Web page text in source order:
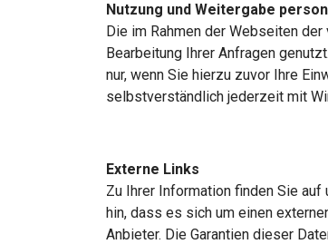
Nutzung und Weitergabe
Die im Rahmen der Webseiten
Bearbeitung Ihrer Anfragen
nur, wenn Sie hierzu zuvor Ihre
selbstverständlich jederzeit mit
Externe Links
Zu Ihrer Information finden Sie
hin, dass es sich um einen
Anbieter. Die Garantien dieser